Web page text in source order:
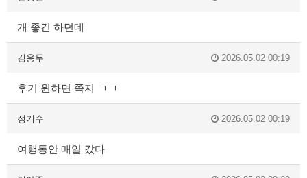
개 좋긴 하던데
김용두 2026.05.02 00:19
후기 원하면 쪽지 ㄱㄱ
정기수 2026.05.02 00:19
여행동안 매일 갔다